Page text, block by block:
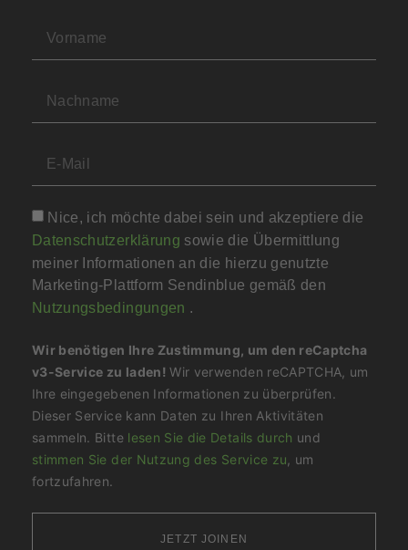
Nice, ich möchte dabei sein und akzeptiere die
Datenschutzerklärung sowie die Übermittlung
meiner Informationen an die hierzu genutzte
Marketing-Plattform Sendinblue gemäß den
Nutzungsbedingungen .
Wir benötigen Ihre Zustimmung, um den reCaptcha
v3-Service zu laden!Wir verwenden reCAPTCHA, um
Ihre eingegebenen Informationen zu überprüfen.
Dieser Service kann Daten zu Ihren Aktivitäten
sammeln. Bitte lesen Sie die Details durch und
stimmen Sie der Nutzung des Service zu , um
fortzufahren.
JETZT JOINEN